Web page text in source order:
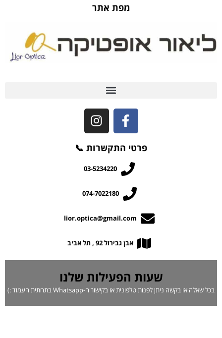
מפת אתר
פרטי התקשרות 📞
03-5234220
074-7022180
lior.optica@gmail.com
אבן גבירול 92 , תל אביב
שעות הפעילות שלנו
בכל שאלה או בקשה ניתן לפנות טלפונית או בקישור ה-Whatsapp בתחתית העמוד :)